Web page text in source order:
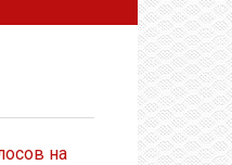
на